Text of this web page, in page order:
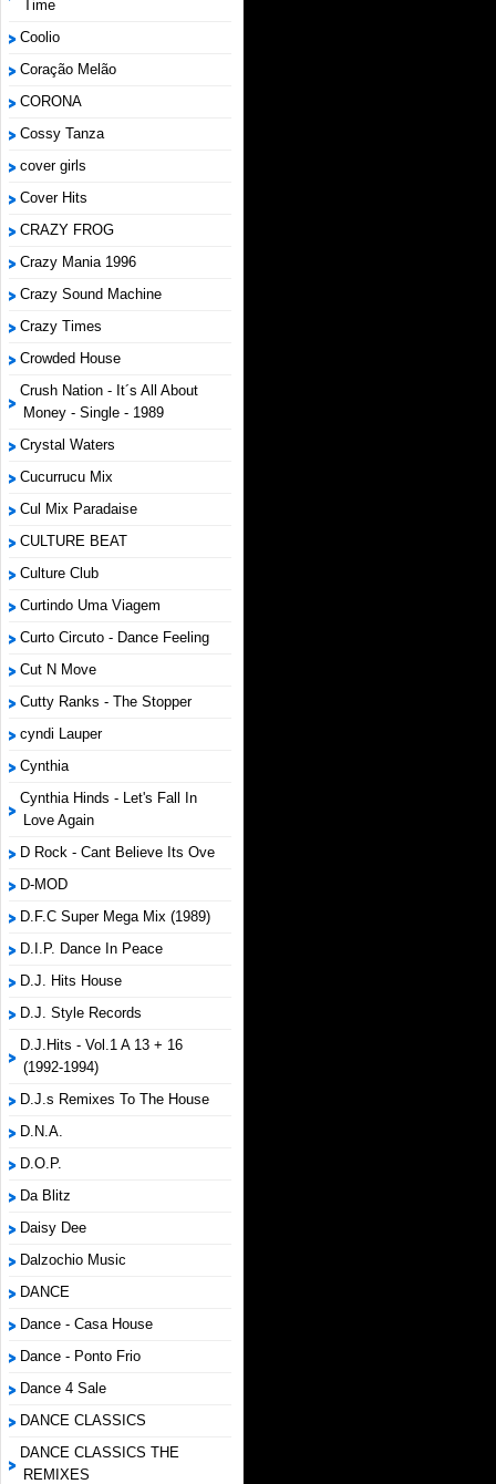
Time
Coolio
Coração Melão
CORONA
Cossy Tanza
cover girls
Cover Hits
CRAZY FROG
Crazy Mania 1996
Crazy Sound Machine
Crazy Times
Crowded House
Crush Nation - It´s All About
Money - Single - 1989
Crystal Waters
Cucurrucu Mix
Cul Mix Paradaise
CULTURE BEAT
Culture Club
Curtindo Uma Viagem
Curto Circuto - Dance Feeling
Cut N Move
Cutty Ranks - The Stopper
cyndi Lauper
Cynthia
Cynthia Hinds - Let's Fall In
Love Again
D Rock - Cant Believe Its Ove
D-MOD
D.F.C Super Mega Mix (1989)
D.I.P. Dance In Peace
D.J. Hits House
D.J. Style Records
D.J.Hits - Vol.1 A 13 + 16
(1992-1994)
D.J.s Remixes To The House
D.N.A.
D.O.P.
Da Blitz
Daisy Dee
Dalzochio Music
DANCE
Dance - Casa House
Dance - Ponto Frio
Dance 4 Sale
DANCE CLASSICS
DANCE CLASSICS THE
REMIXES